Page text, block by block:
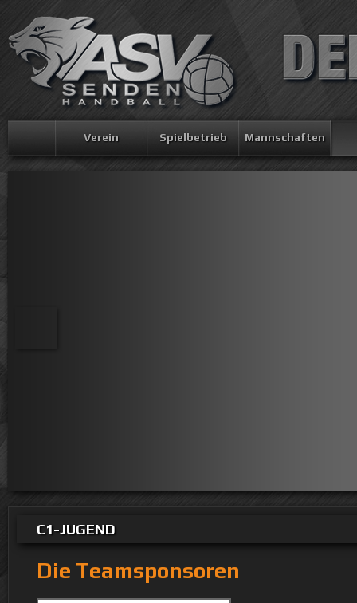
Verein Spielbetrieb Mannschaften
C1-JUGEND
Die Teamsponsoren